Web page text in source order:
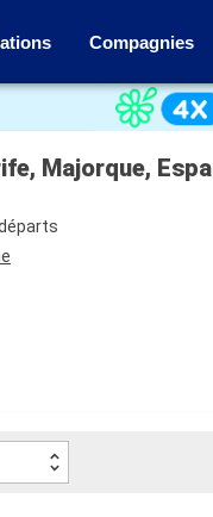
Compagnies
Majorque,